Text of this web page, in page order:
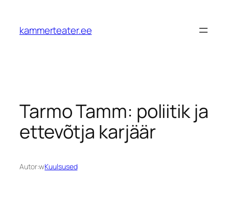
treścikammerteater.ee
Tarmo Tamm: poliitik ja
ettevõtja karjäär
Autor:wKuulsused